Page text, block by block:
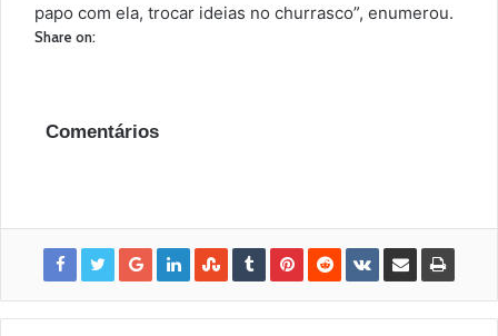
papo com ela, trocar ideias no churrasco”, enumerou.
Share on:
Comentários